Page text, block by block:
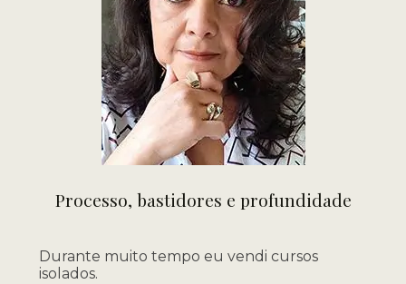
Processo, bastidores e profundidade
Durante muito tempo eu vendi cursos
isolados.